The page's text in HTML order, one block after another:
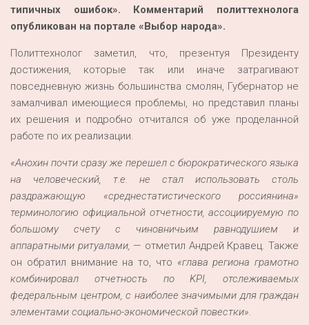
типичных ошибок». Комментарий политтехнолога
опубликован на портале «Выбор народа».
Политтехнолог заметил, что, презентуя Президенту
достижения, которые так или иначе затрагивают
повседневную жизнь большинства смолян, Губернатор не
замалчивал имеющиеся проблемы, но представил планы
их решения и подробно отчитался об уже проделанной
работе по их реализации.
«Анохин почти сразу же перешел с бюрократического языка
на человеческий, т.е. не стал использовать столь
раздражающую «среднестатистического россиянина»
терминологию официальной отчетности, ассоциируемую по
большому счету с чиновничьим равнодушием и
аппаратными ритуалами, — отметил Андрей Кравец. Также
он обратил внимание на то, что «глава региона грамотно
комбинировал отчетность по KPI, отслеживаемых
федеральным центром, с наиболее значимыми для граждан
элементами социально-экономической повестки».